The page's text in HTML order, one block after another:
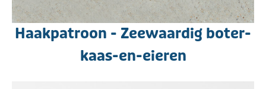
Haakpatroon - Zeewaardig boter-
kaas-en-eieren